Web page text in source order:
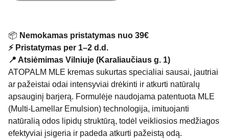
📦 Nemokamas pristatymas nuo 39€
⚡ Pristatymas per 1–2 d.d.
📍 Atsiėmimas Vilniuje (Karaliaučiaus g. 1)
ATOPALM MLE kremas sukurtas specialiai sausai, jautriai
ar pažeistai odai intensyviai drėkinti ir atkurti natūralų
apsauginį barjerą. Formulėje naudojama patentuota MLE
(Multi-Lamellar Emulsion) technologija, imituojanti
natūralią odos lipidų struktūrą, todėl veikliosios medžiagos
efektyviai įsigeria ir padeda atkurti pažeistą odą.